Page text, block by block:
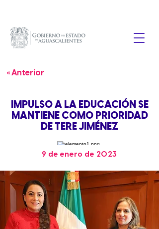
« Anterior
IMPULSO A LA EDUCACIÓN SE
MANTIENE COMO PRIORIDAD
DE TERE JIMÉNEZ
9 de enero de 2023